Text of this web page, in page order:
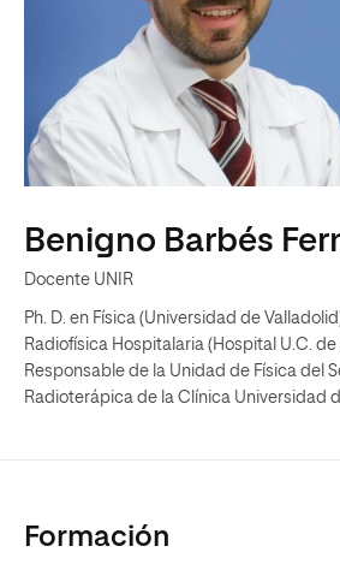
Benigno Barbés
Docente UNIR
Ph. D. en Física (Universidad de
Radiofísica Hospitalaria (Hospital U.C. de
Responsable de la Unidad de Física del
Radioterápica de la Clínica Universidad
Formación